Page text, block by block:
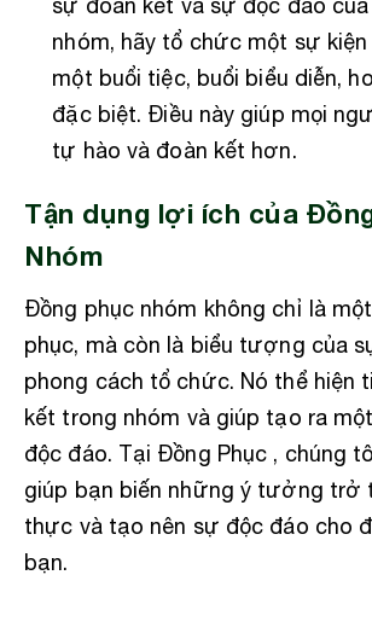
nhóm, hãy tổ chức một sự
một buổi tiệc, buổi biểu diễn,
đặc biệt. Điều này giúp mọi
tự hào và đoàn kết hơn.
Tận dụng lợi ích của
Nhóm
Đồng phục nhóm không chỉ là
phục, mà còn là biểu tượng của
phong cách tổ chức. Nó thể hiện
kết trong nhóm và giúp tạo ra
độc đáo. Tại Đồng Phục , chúng
giúp bạn biến những ý tưởng trở
thực và tạo nên sự độc đáo cho
bạn.